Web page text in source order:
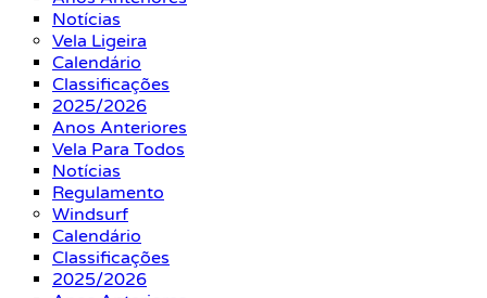
Notícias
Vela Ligeira
Calendário
Classificações
2025/2026
Anos Anteriores
Vela Para Todos
Notícias
Regulamento
Windsurf
Calendário
Classificações
2025/2026